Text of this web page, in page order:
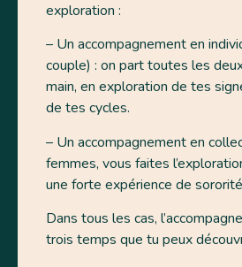
exploration :
– Un accompagnement en
couple) : on part toutes les
main, en exploration de tes
de tes cycles.
– Un accompagnement en
femmes, vous faites
une forte expérience de
Dans tous les cas,
trois temps que tu peux